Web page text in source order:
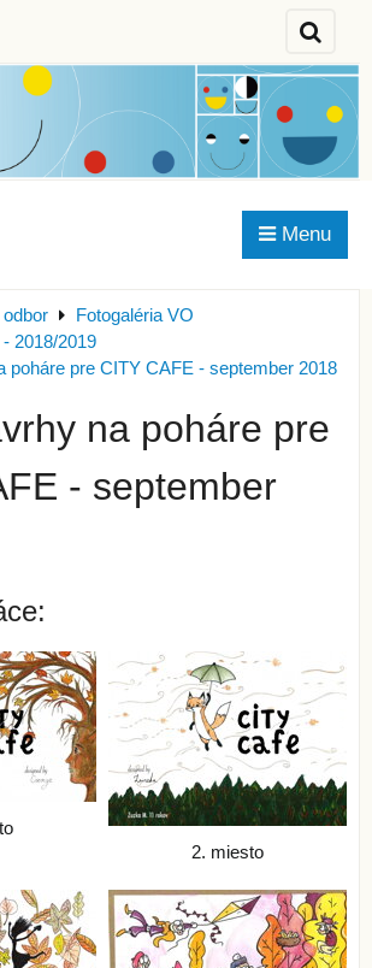
Menu
Fotogaléria VO
2018/2019
poháre pre CITY CAFE - september 2018
na poháre pre
- september
2. miesto